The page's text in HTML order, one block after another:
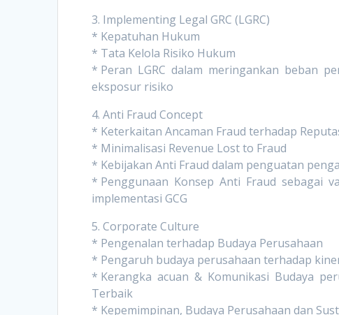
3. Implementing Legal GRC (LGRC)
* Kepatuhan Hukum
* Tata Kelola Risiko Hukum
* Peran LGRC dalam meringankan beban
eksposur risiko
4. Anti Fraud Concept
* Keterkaitan Ancaman Fraud terhadap
* Minimalisasi Revenue Lost to Fraud
* Kebijakan Anti Fraud dalam penguatan
* Penggunaan Konsep Anti Fraud sebagai
implementasi GCG
5. Corporate Culture
* Pengenalan terhadap Budaya Perusahaan
* Pengaruh budaya perusahaan terhadap
* Kerangka acuan & Komunikasi Budaya
Terbaik
* Kepemimpinan, Budaya Perusahaan dan